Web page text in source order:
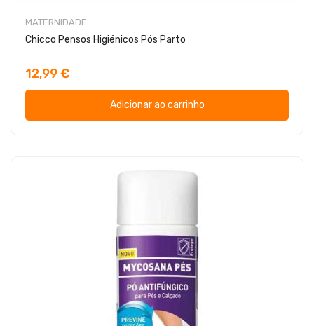
MATERNIDADE
Chicco Pensos Higiénicos Pós Parto
12,99 €
Adicionar ao carrinho